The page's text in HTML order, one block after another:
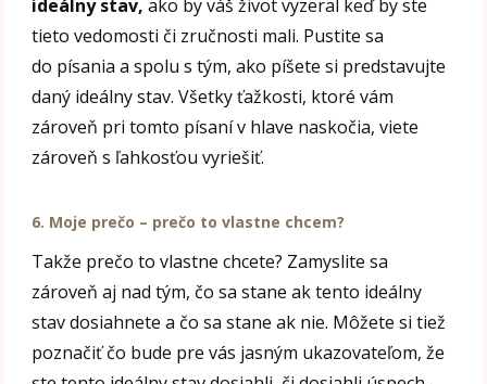
ideálny stav, ako by váš život vyzeral keď by ste
tieto vedomosti či zručnosti mali. Pustite sa
do písania a spolu s tým, ako píšete si predstavujte
daný ideálny stav. Všetky ťažkosti, ktoré vám
zároveň pri tomto písaní v hlave naskočia, viete
zároveň s ľahkosťou vyriešiť.
6. Moje prečo – prečo to vlastne chcem?
Takže prečo to vlastne chcete? Zamyslite sa
zároveň aj nad tým, čo sa stane ak tento ideálny
stav dosiahnete a čo sa stane ak nie. Môžete si tiež
poznačiť čo bude pre vás jasným ukazovateľom, že